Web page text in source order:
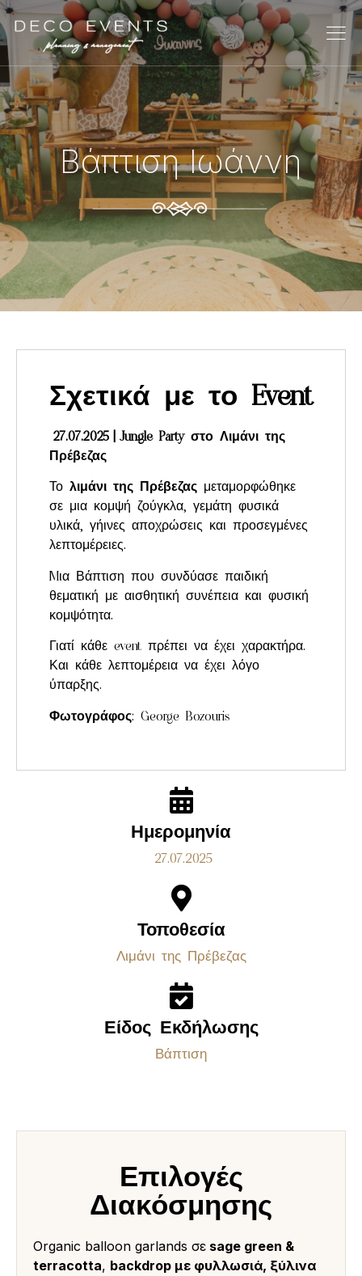
Βάπτιση Ιωάννη
Σχετικά με το Event
27.07.2025 | Jungle Party στο Λιμάνι της
Πρέβεζας
Το λιμάνι της Πρέβεζας μεταμορφώθηκε
σε μια κομψή ζούγκλα, γεμάτη φυσικά
υλικά, γήινες αποχρώσεις και προσεγμένες
λεπτομέρειες.
Mια Βάπτιση που συνδύασε παιδική
θεματική με αισθητική συνέπεια και φυσική
κομψότητα.
Γιατί κάθε event πρέπει να έχει χαρακτήρα.
Και κάθε λεπτομέρεια να έχει λόγο
ύπαρξης.
Φωτογράφος: George Bozouris
Ημερομηνία
27.07.2025
Τοποθεσία
Λιμάνι της Πρέβεζας
Είδος Εκδήλωσης
Βάπτιση
Επιλογές
Διακόσμησης
Organic balloon garlands σε sage green &
terracotta, backdrop με φυλλωσιά, ξύλινα